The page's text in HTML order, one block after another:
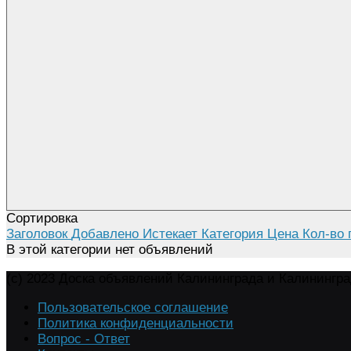
Сортировка
Заголовок Добавлено Истекает Категория Цена Кол-во
В этой категории нет объявлений
Пользовательское соглашение
Политика конфиденциальности
Вопрос - Ответ